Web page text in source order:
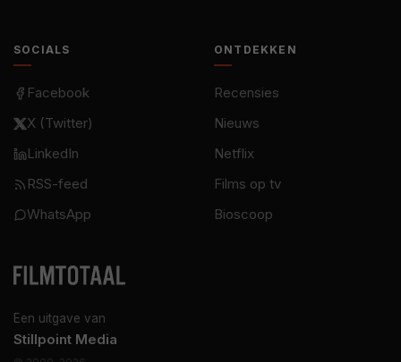
Een uitgave van
Stillpoint Media
SOCIALS
Facebook
X (Twitter)
LinkedIn
RSS-feed
WhatsApp
ONTDEKKEN
Recensies
Nieuws
Netflix
Films op tv
Bioscoop